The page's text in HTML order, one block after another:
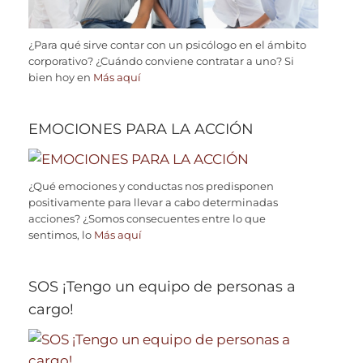
¿Para qué sirve contar con un psicólogo en el ámbito
corporativo? ¿Cuándo conviene contratar a uno? Si
bien hoy en Más aquí
EMOCIONES PARA LA ACCIÓN
¿Qué emociones y conductas nos predisponen
positivamente para llevar a cabo determinadas
acciones? ¿Somos consecuentes entre lo que
sentimos, lo Más aquí
SOS ¡Tengo un equipo de personas a
cargo!